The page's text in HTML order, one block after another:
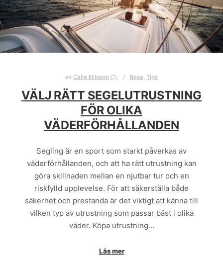
av Calle Nilsson Resa, Tips
VÄLJ RÄTT SEGELUTRUSTNING
FÖR OLIKA
VÄDERFÖRHÅLLANDEN
Segling är en sport som starkt påverkas av
väderförhållanden, och att ha rätt utrustning kan
göra skillnaden mellan en njutbar tur och en
riskfylld upplevelse. För att säkerställa både
säkerhet och prestanda är det viktigt att känna till
vilken typ av utrustning som passar bäst i olika
väder. Köpa utrustning…
Läs mer